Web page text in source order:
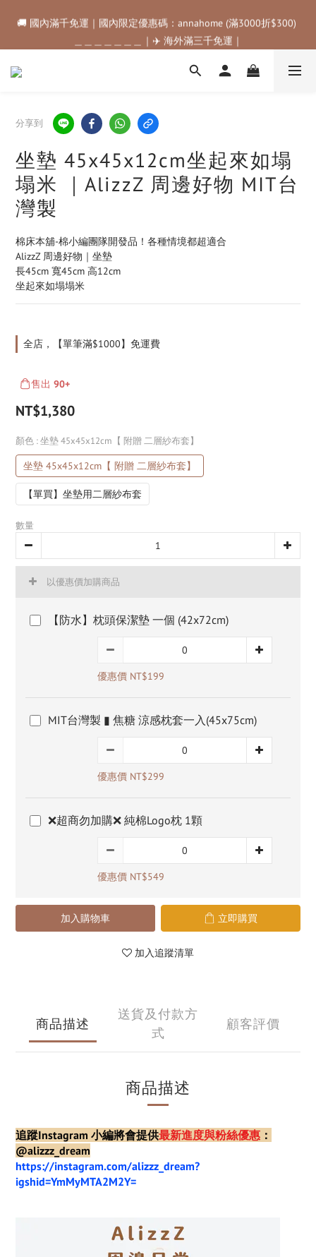
🚚 國內滿千免運｜國內限定優惠碼：annahome (滿3000折$300)
＿＿＿＿＿＿＿｜✈️ 海外滿三千免運｜
🚚 國內滿千免運｜國內限定優惠碼：annahome (滿3000折$300)
＿＿＿＿＿＿＿｜✈️ 海外滿三千免運｜
購物金折抵規範💰💰💰滿$500最高可折$50｜滿$1000最高可折
🚚 國內滿千免運｜國內限定優惠碼：annahome (滿3000折$300)
＿＿＿＿＿＿＿｜✈️ 海外滿三千免運｜
分享到
坐墊 45x45x12cm坐起來如塌
塌米 ｜AlizzZ 周邊好物 MIT台
灣製
棉床本舖-棉小編團隊開發品！各種情境都超適合
AlizzZ 周邊好物｜坐墊
長45cm 寬45cm 高12cm
坐起來如塌塌米
全店，【單筆滿$1000】免運費
售出 90+
NT$1,380
顏色 : 坐墊 45x45x12cm【 附贈 二層紗布套】
坐墊 45x45x12cm【 附贈 二層紗布套】
【單買】坐墊用二層紗布套
數量
以優惠價加購商品
【防水】枕頭保潔墊 一個 (42x72cm)
優惠價 NT$199
MIT台灣製 ▮ 焦糖 涼感枕套一入(45x75cm)
優惠價 NT$299
❌超商勿加購❌ 純棉Logo枕 1顆
優惠價 NT$549
加入購物車 立即購買
加入追蹤清單
商品描述
送貨及付款方
式
顧客評價
商品描述
追蹤Instagram 小編將會提供最新進度與粉絲優惠 ：
@alizzz_dream
https://instagram.com/alizzz_dream?
igshid=YmMyMTA2M2Y=